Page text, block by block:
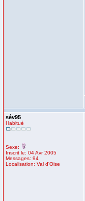
sév95
Habitué
Sexe:
Inscrit le: 04 Avr 2005
Messages: 94
Localisation: Val d'Oise